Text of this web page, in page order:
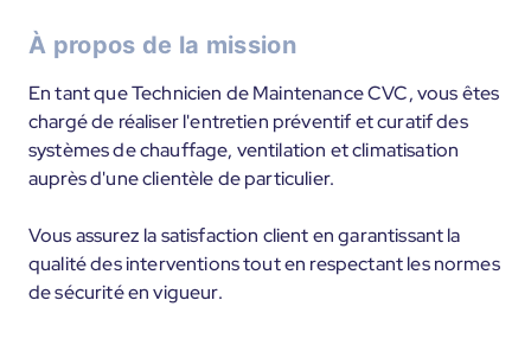
À propos de la mission
En tant que Technicien de Maintenance CVC, vous êtes
chargé de réaliser l'entretien préventif et curatif des
systèmes de chauffage, ventilation et climatisation
auprès d'une clientèle de particulier.
Vous assurez la satisfaction client en garantissant la
qualité des interventions tout en respectant les normes
de sécurité en vigueur.